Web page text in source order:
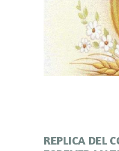
REPLICA DEL